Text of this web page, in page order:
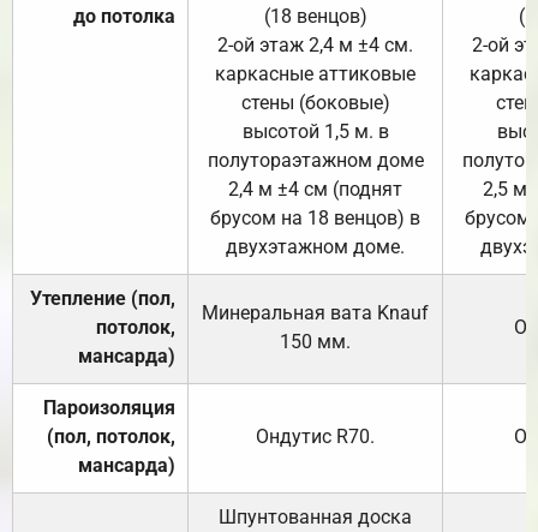
до потолка
(18 венцов)
2-ой этаж 2,4 м ±4 см.
каркасные аттиковые
стены (боковые)
высотой 1,5 м. в
полутораэтажном доме
2,4 м ±4 см (поднят
брусом на 18 венцов) в
двухэтажном доме.
2-ой
2,5 м
брусом
Утепление (пол,
потолок,
мансарда)
Минеральная вата Knauf
150 мм.
Пароизоляция
(пол, потолок,
мансарда)
Ондутис R70.
Шпунтованная доска